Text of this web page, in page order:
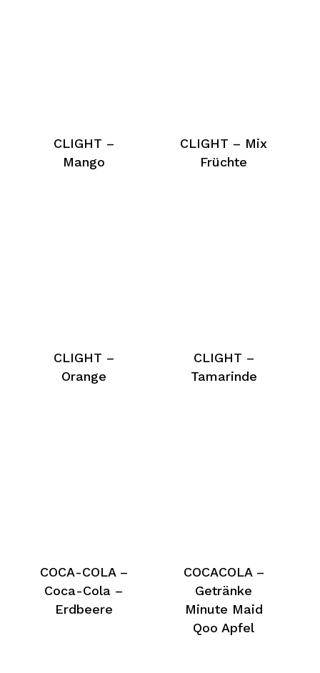
CLIGHT –
Mango
CLIGHT – Mix
Früchte
CLIGHT –
Orange
CLIGHT –
Tamarinde
COCA-COLA –
Coca-Cola –
Erdbeere
COCACOLA –
Getränke
Minute Maid
Qoo Apfel